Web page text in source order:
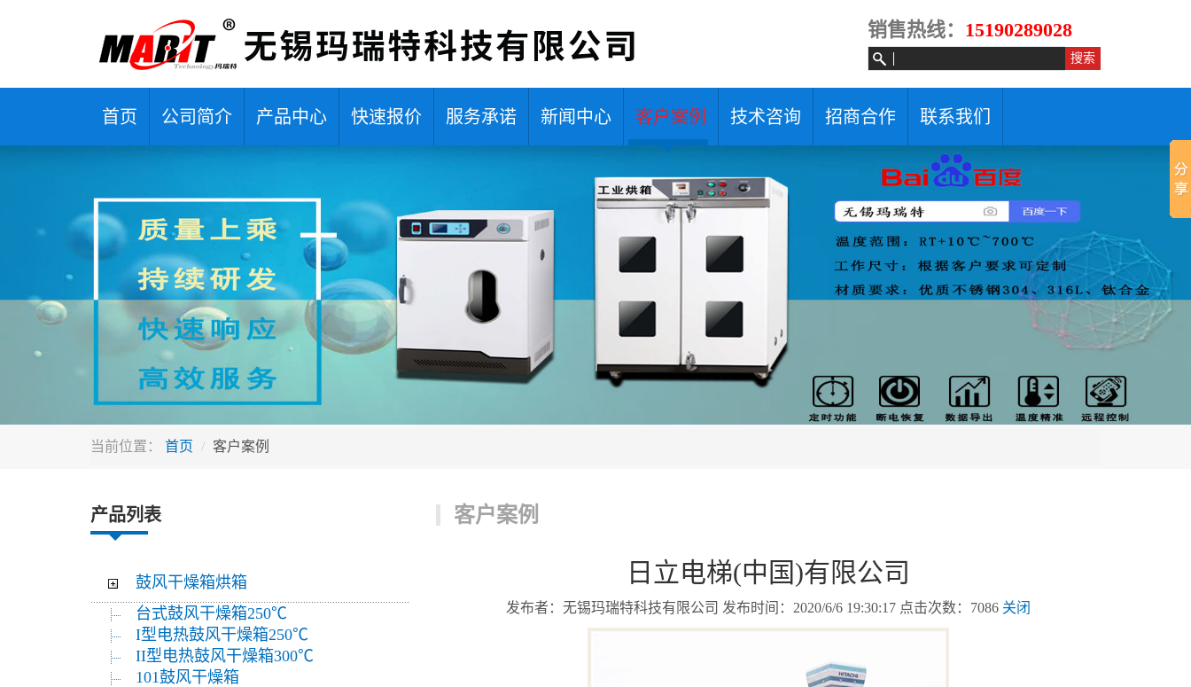
销售热线： 15190289028
首页 公司简介 产品中心 快速报价 服务承诺 新闻中心 客户案例 技术咨询 招商合作 联系我们
当前位置： 首页 客户案例
产品列表
鼓风干燥箱烘箱
台式鼓风干燥箱250℃
I型电热鼓风干燥箱250℃
II型电热鼓风干燥箱300℃
101鼓风干燥箱
客户案例
日立电梯(中国)有限公司
发布者：无锡玛瑞特科技有限公司 发布时间：2020/6/6 19:30:17 点击次数：7086 关闭